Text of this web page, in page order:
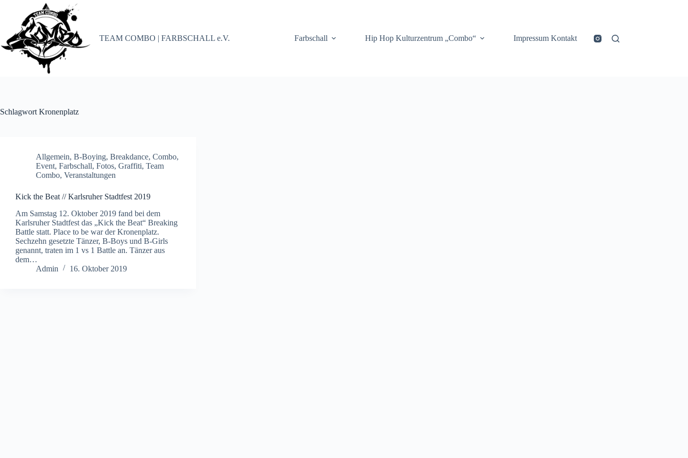
springen
TEAM COMBO | FARBSCHALL e.V.
Farbschall Hip Hop Kulturzentrum „Combo“ Impressum Kontakt
Schlagwort Kronenplatz
Allgemein, B-Boying, Breakdance, Combo,
Event, Farbschall, Fotos, Graffiti, Team
Combo, Veranstaltungen
Kick the Beat // Karlsruher Stadtfest 2019
Am Samstag 12. Oktober 2019 fand bei dem
Karlsruher Stadtfest das „Kick the Beat“ Breaking
Battle statt. Place to be war der Kronenplatz.
Sechzehn gesetzte Tänzer, B-Boys und B-Girls
genannt, traten im 1 vs 1 Battle an. Tänzer aus
dem…
Admin
16. Oktober 2019